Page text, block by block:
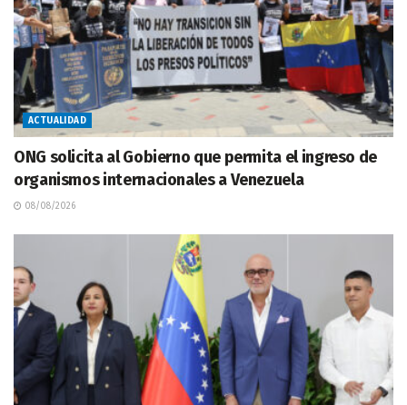
ACTUALIDAD
ONG solicita al Gobierno que permita el ingreso de
organismos internacionales a Venezuela
08/08/2026